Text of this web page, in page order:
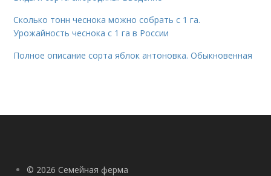
Сколько тонн чеснока можно собрать с 1 га.
Урожайность чеснока с 1 га в России
Полное описание сорта яблок антоновка. Обыкновенная
© 2026 Семейная ферма